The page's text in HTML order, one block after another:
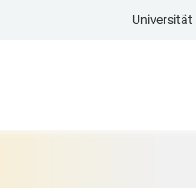
Universität